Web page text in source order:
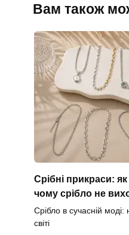
Вам також
Срібні прикраси:
чому срібло не
Срібло в сучасній моді:
світі